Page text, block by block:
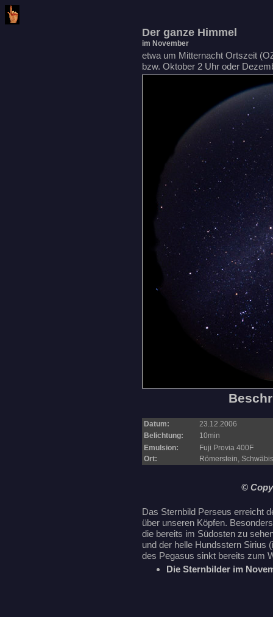
Der ganze Himmel
im November
etwa um Mitternacht Ortszeit
bzw. Oktober 2 Uhr oder
Datum:
23.12.2006
Belichtung:
10min
Emulsion:
Fuji Provia 400F
Ort:
Römerstein,
©
Das Sternbild Perseus erreicht
über unseren Köpfen.
die bereits im Südosten zu
und der helle Hundsstern Sirius
des Pegasus sinkt bereits zum
Die Sternbilder im